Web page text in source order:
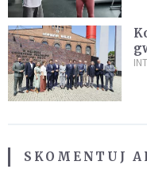
SKOMENTUJ